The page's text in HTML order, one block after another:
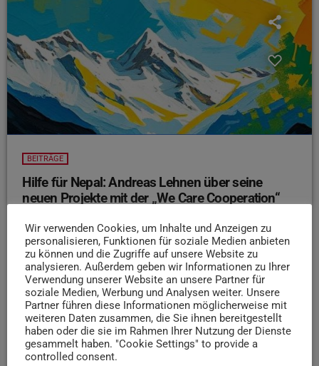
BEITRÄGE
Hilfe für Nepal: Andreas Lehnen über seine
neuen Projekte mit der „We Care Cooperation“
Wir schauen weit über Trier hinaus – bis nach Nepal.
Andreas Lehnen reist mit seiner Organisation We Care
Cooperation regelmäßig ins Entwicklungsland: Es geht
um Hilfe nach Erdbeben, um Bildung als einzigen Ausweg
aus der Armut – und um Erlebnisse, die wirklich unter die
Haut gehen
Im Interview berichtet er von seinen
letzten Reisen und neuen Projekten.
Hier geht es zum
neuen Schulbau-Projekt.
today 17. DEZEMBER 2025
Wir verwenden Cookies, um Inhalte und Anzeigen zu
personalisieren, Funktionen für soziale Medien anbieten
zu können und die Zugriffe auf unsere Website zu
analysieren. Außerdem geben wir Informationen zu Ihrer
Verwendung unserer Website an unsere Partner für
soziale Medien, Werbung und Analysen weiter. Unsere
Partner führen diese Informationen möglicherweise mit
weiteren Daten zusammen, die Sie ihnen bereitgestellt
haben oder die sie im Rahmen Ihrer Nutzung der Dienste
gesammelt haben. "Cookie Settings" to provide a
controlled consent.